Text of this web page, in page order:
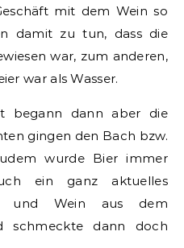
mit dem Wein so
damit zu tun, dass die
war, zum anderen,
war als Wasser.
begann dann aber die
gingen den Bach bzw.
wurde Bier immer
ein ganz aktuelles
und Wein aus dem
schmeckte dann doch